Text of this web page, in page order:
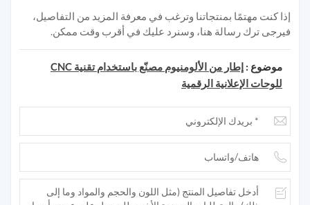
إذا كنت مهتمًا بمنتجاتنا وترغب في معرفة المزيد من التفاصيل،
فيرجى ترك رسالة هنا، وسنرد عليك في أقرب وقت ممكن.
موضوع :
إطار من الألومنيوم مصنّع باستخدام تقنية CNC
للوحات الإعلانية الرقمية